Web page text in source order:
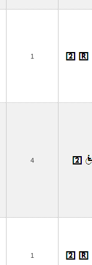
1
4
1